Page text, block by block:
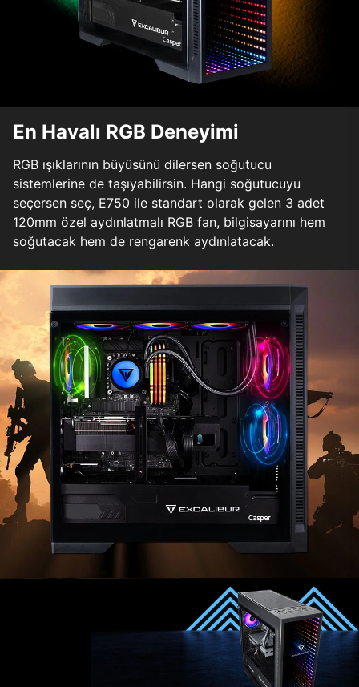
En Havalı RGB Deneyimi
RGB ışıklarının büyüsünü dilersen soğutucu
sistemlerine de taşıyabilirsin. Hangi soğutucuyu
seçersen seç, E750 ile standart olarak gelen 3 adet
120mm özel aydınlatmalı RGB fan, bilgisayarını hem
soğutacak hem de rengarenk aydınlatacak.